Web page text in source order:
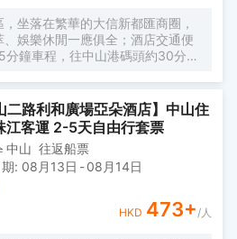
坐落在繁華的大信新都匯商圈，
娛樂休閒一應俱全；酒店交通便
鐘車程，往中山港碼頭約30分鐘
用優質床品和品牌潔具，温馨典
舒適愜意的氛圍帶您走進寧靜甜
“童趣親子房”，趣味小帳篷、卡通
孩子們的旅途再添驚喜！
二路利和廣場亞朵酒店】中山住
江客運 2-5天自由行套票
中山 往返船票
: 08月13日 -08月14日
HKD 473+ /人